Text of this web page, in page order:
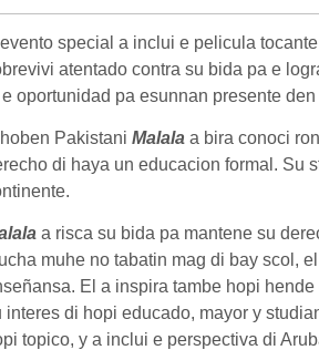
special a inclui e pelicula
atentado contra su bida pa e
oportunidad pa esunnan presente
Pakistani Malala a bira conoci
di haya un educacion formal. Su
a risca su bida pa mantene su
muhe no tabatin mag di bay scol,
El a inspira tambe hopi
interes di hopi educado, mayor y
topico, y a inclui e perspectiva di